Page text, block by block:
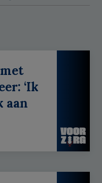
‘Ik
aan